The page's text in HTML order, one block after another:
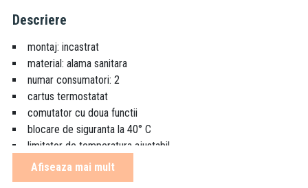
Descriere
montaj: incastrat
material: alama sanitara
numar consumatori: 2
cartus termostatat
comutator cu doua functii
blocare de siguranta la 40° C
limitator de temperatura ajustabil
presiunea minima de operare: 1 bar
Afiseaza mai mult